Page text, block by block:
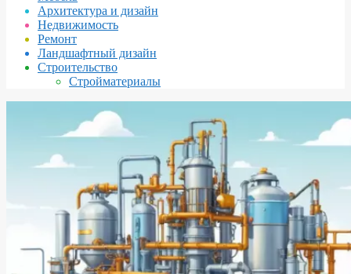
Архитектура и дизайн
Недвижимость
Ремонт
Ландшафтный дизайн
Строительство
Стройматериалы